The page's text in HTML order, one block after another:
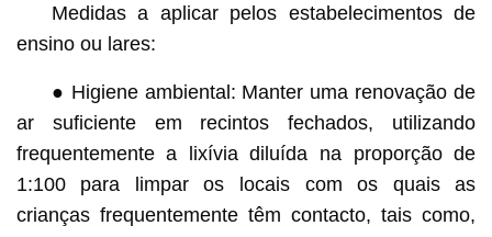
Medidas a aplicar pelos estabelecimentos de
ensino ou lares:
● Higiene ambiental: Manter uma renovação de
ar suficiente em recintos fechados, utilizando
frequentemente a lixívia diluída na proporção de
1:100 para limpar os locais com os quais as
crianças frequentemente têm contacto, tais como,